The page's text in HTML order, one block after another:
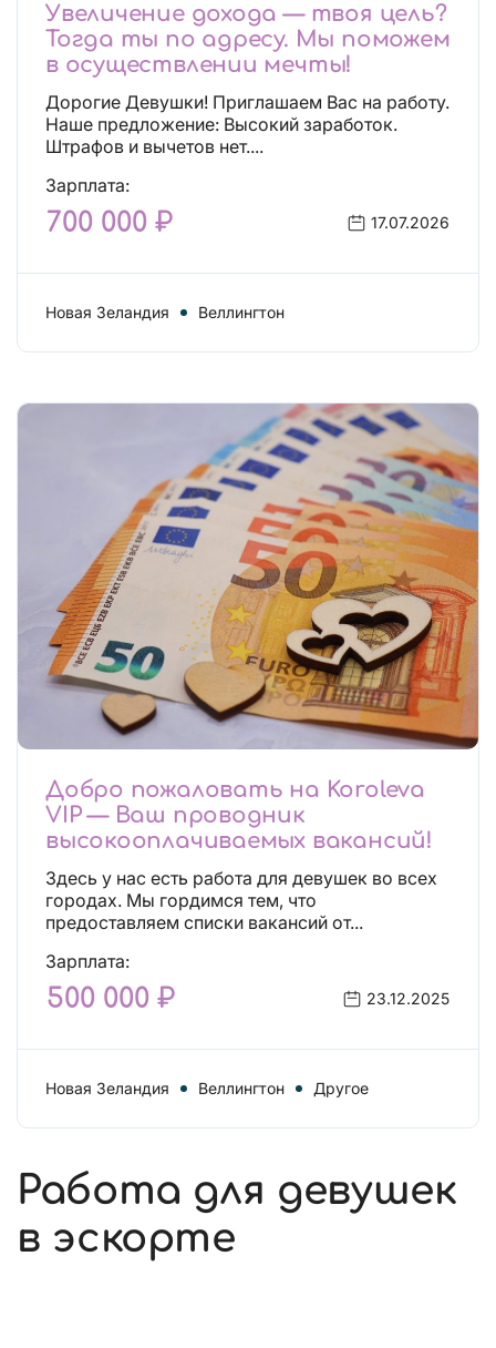
Увеличение дохода — твоя цель?
Тогда ты по адресу. Мы поможем
в осуществлении мечты!
Дорогие Девушки! Приглашаем Вас на работу.
Наше предложение: Высокий заработок.
Штрафов и вычетов нет....
Зарплата:
700 000 ₽ 17.07.2026
Новая Зеландия Веллингтон
Добро пожаловать на Koroleva
VIP — Ваш проводник
высокооплачиваемых вакансий!
Здесь у нас есть работа для девушек во всех
городах. Мы гордимся тем, что
предоставляем списки вакансий от...
Зарплата:
500 000 ₽ 23.12.2025
Новая Зеландия Веллингтон Другое
Работа для девушек
в эскорте